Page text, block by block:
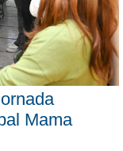
Mama